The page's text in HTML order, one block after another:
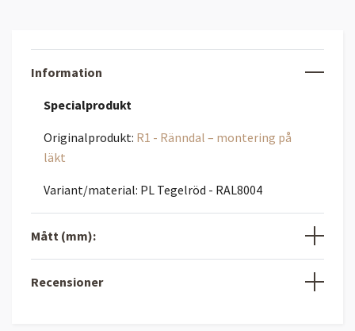
Information
Specialprodukt
Originalprodukt: R1 - Ränndal – montering på
läkt
Variant/material: PL Tegelröd - RAL8004
Mått (mm):
Recensioner